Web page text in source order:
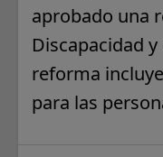
aprobado una
Discapacidad
reforma
para las